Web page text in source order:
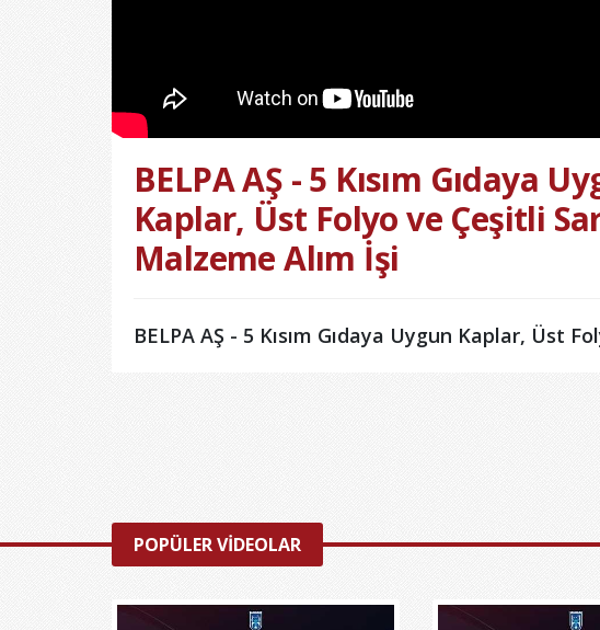
BELPA AŞ - 5 Kısım Gıdaya
Kaplar, Üst Folyo ve Çeşitli
Malzeme Alım İşi
BELPA AŞ - 5 Kısım Gıdaya Uygun Kaplar, Üst
POPÜLER VİDEOLAR